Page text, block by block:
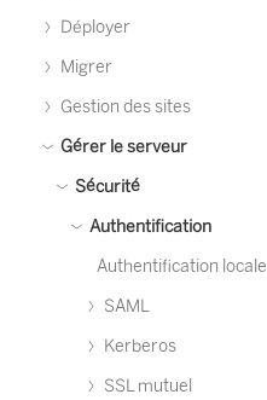
Déployer
Migrer
Gestion des sites
Gérer le serveur
Sécurité
Authentification
Authentification locale
SAML
Kerberos
SSL mutuel